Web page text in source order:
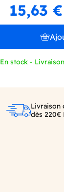
15,63 €
En stock -
Livraison
dès 220€